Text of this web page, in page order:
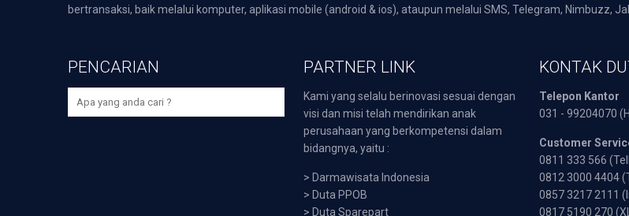
bertransaksi, baik melalui komputer, aplikasi mobile (android & ios), ataupun melalui SMS, Telegram, Nimbuzz,
PENCARIAN PARTNER LINK
Kami yang selalu berinovasi sesuai dengan
visi dan misi telah mendirikan anak
perusahaan yang berkompetensi dalam
bidangnya, yaitu :
> Darmawisata Indonesia
> Duta PPOB
> Duta Sparepart
KONTAK
Telepon Kantor
031 - 99204070
Customer
0811 333 566
0812 3000 4404
0857 3217 2111
0817 5190 270